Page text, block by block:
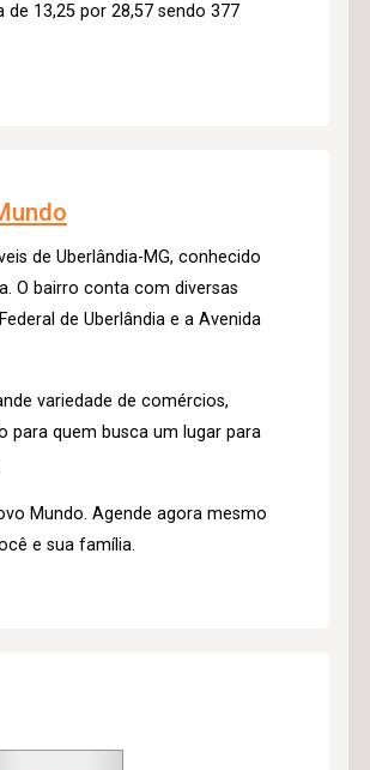
13,25 por 28,57 sendo 377
de Uberlândia-MG, conhecido
O bairro conta com diversas
de Uberlândia e a Avenida
variedade de comércios,
para quem busca um lugar para
Mundo. Agende agora mesmo
e sua família.